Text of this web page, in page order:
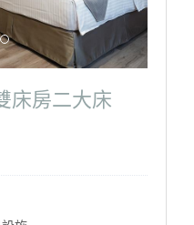
床房二大床